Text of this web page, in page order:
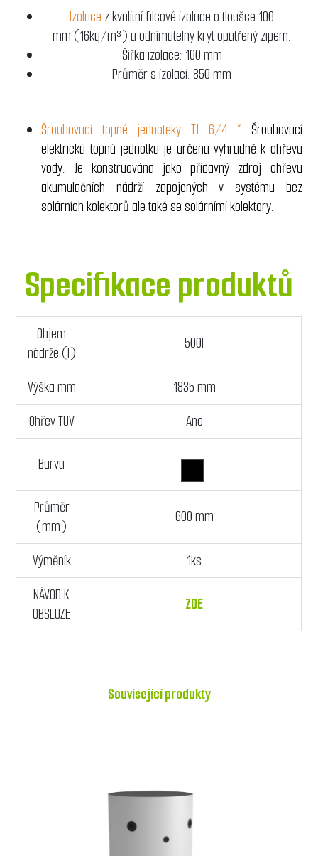
Izolace z kvalitní filcové izolace o tloušce 100
mm (16kg/m³) a odnímatelný kryt opatřený zipem.
Šířka izolace: 100 mm
Průměr s izolací: 850 mm
Šroubovací topné jednoteky TJ 6/4 “ Šroubovací
elektrická topná jednotka je určena výhradně k ohřevu
vody. Je konstruována jako přídavný zdroj ohřevu
akumulačních nádrží zapojených v systému bez
solárních kolektorů ale také se solárními kolektory.
Specifikace produktů
Objem
nádrže (l)
500l
Výška mm
1835 mm
Ohřev TUV
Ano
Barva
Průměr
(mm)
600 mm
Výměník
1ks
NÁVOD K
OBSLUZE
ZDE
Související produkty